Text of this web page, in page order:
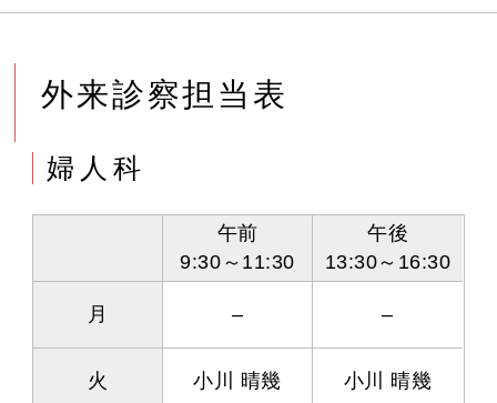
外来診察担当表
婦人科
午前
9:30～11:30
午後
13:30～16:30
月 – –
火 小川 晴幾 小川 晴幾